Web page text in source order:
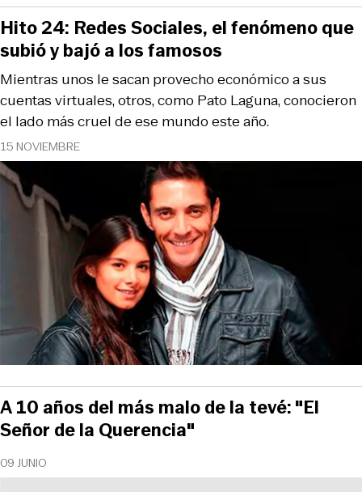
15 NOVIEMBRE
Mientras unos le sacan provecho económico a sus
cuentas virtuales, otros, como Pato Laguna, conocieron
el lado más cruel de ese mundo este año.
Hito 24: Redes Sociales, el fenómeno que
subió y bajó a los famosos
09 JUNIO
A 10 años del más malo de la tevé: "El
Señor de la Querencia"